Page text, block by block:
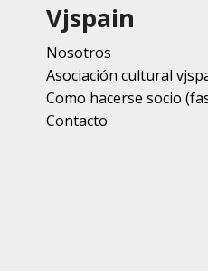
Vjspain
Nosotros
Asociación cultural
Como hacerse socio
Contacto